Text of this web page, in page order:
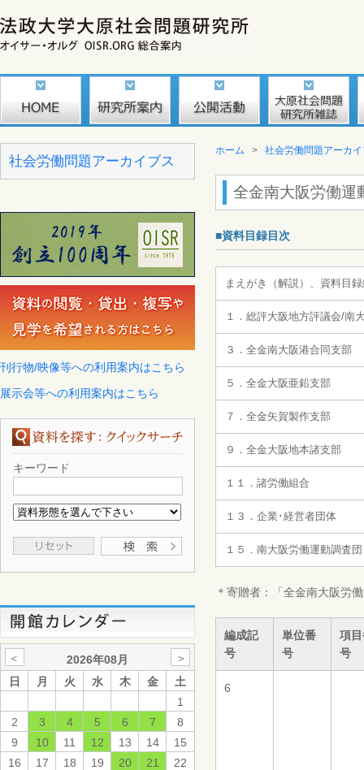
社会労働問題アーカイブス
刊行物/映像等への利用案内はこちら
展示会等への利用案内はこちら
キーワード
＜ 2026年08月
＞
日
月 火 水 木 金
土
1
2
3 4 5 6 7
8
9
10 11 12 13 14
15
16
17 18 19 20 21
22
ホーム > 社会労働問題アーカ
全金南大阪労働運
■資料目録目次
まえがき（解説）、資料目
１．総評大阪地方評議会/南
３．全金南大阪港合同支部
５．全金大阪亜鉛支部
７．全金矢賀製作支部
９．全金大阪地本諸支部
１１．諸労働組合
１３．企業･経営者団体
１５．南大阪労働運動調査団
＊寄贈者：「全金南大阪労
編成記
号
単位番
号
項
号
6